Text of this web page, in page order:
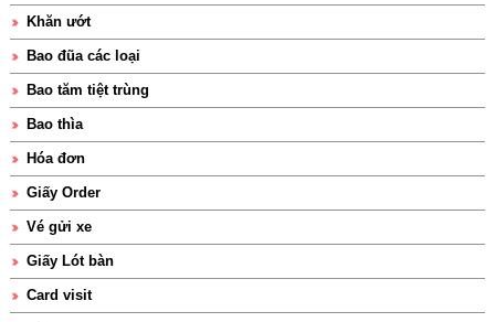
Khăn ướt
Bao đũa các loại
Bao tăm tiệt trùng
Bao thìa
Hóa đơn
Giấy Order
Vé gửi xe
Giấy Lót bàn
Card visit